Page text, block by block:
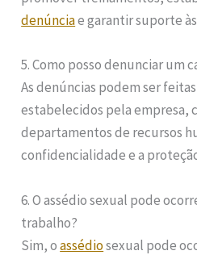
denúnciae garantir suporte
5. Como posso denunciar um
As denúncias podem ser
estabelecidos pela empresa,
departamentos de recursos
confidencialidade e a
6. O assédio sexual pode
trabalho?
Sim, oassédiosexual pode